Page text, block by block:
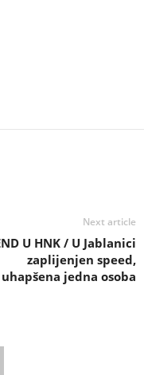
Next article
U HNK / U Jablanici
zaplijenjen speed,
uhapšena jedna osoba